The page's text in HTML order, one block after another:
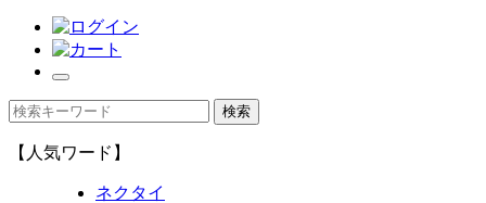
【人気ワード】
ネクタイ